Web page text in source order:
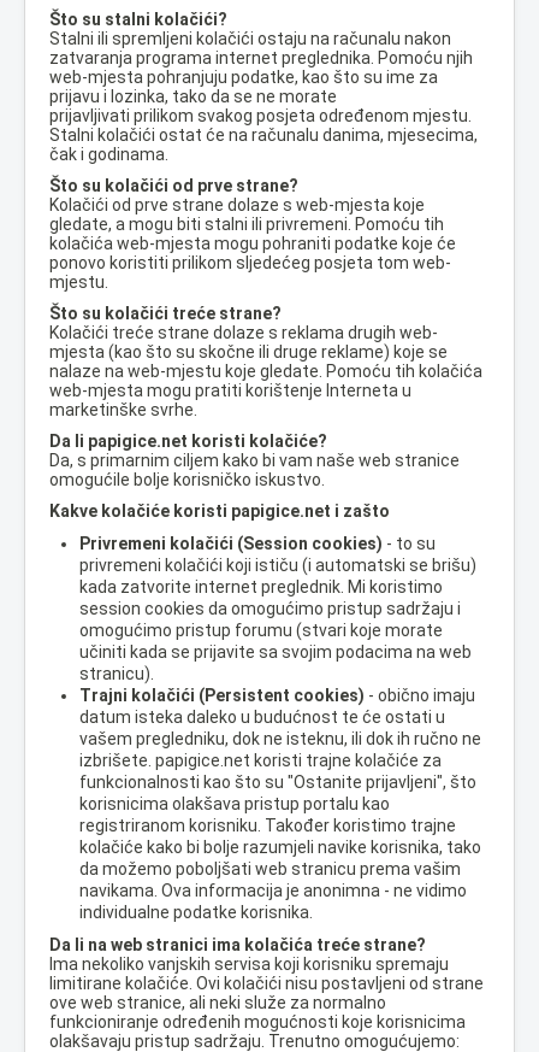
Što su stalni kolačići?
Stalni ili spremljeni kolačići ostaju na računalu nakon
zatvaranja programa internet preglednika. Pomoću njih
web-mjesta pohranjuju podatke, kao što su ime za
prijavu i lozinka, tako da se ne morate
prijavljivati prilikom svakog posjeta određenom mjestu.
Stalni kolačići ostat će na računalu danima, mjesecima,
čak i godinama.
Što su kolačići od prve strane?
Kolačići od prve strane dolaze s web-mjesta koje
gledate, a mogu biti stalni ili privremeni. Pomoću tih
kolačića web-mjesta mogu pohraniti podatke koje će
ponovo koristiti prilikom sljedećeg posjeta tom web-
mjestu.
Što su kolačići treće strane?
Kolačići treće strane dolaze s reklama drugih web-
mjesta (kao što su skočne ili druge reklame) koje se
nalaze na web-mjestu koje gledate. Pomoću tih kolačića
web-mjesta mogu pratiti korištenje Interneta u
marketinške svrhe.
Da li papigice.net koristi kolačiće?
Da, s primarnim ciljem kako bi vam naše web stranice
omogućile bolje korisničko iskustvo.
Kakve kolačiće koristi papigice.net i zašto
Privremeni kolačići (Session cookies) - to su
privremeni kolačići koji ističu (i automatski se brišu)
kada zatvorite internet preglednik. Mi koristimo
session cookies da omogućimo pristup sadržaju i
omogućimo pristup forumu (stvari koje morate
učiniti kada se prijavite sa svojim podacima na web
stranicu).
Trajni kolačići (Persistent cookies) - obično imaju
datum isteka daleko u budućnost te će ostati u
vašem pregledniku, dok ne isteknu, ili dok ih ručno ne
izbrišete. papigice.net koristi trajne kolačiće za
funkcionalnosti kao što su "Ostanite prijavljeni", što
korisnicima olakšava pristup portalu kao
registriranom korisniku. Također koristimo trajne
kolačiće kako bi bolje razumjeli navike korisnika, tako
da možemo poboljšati web stranicu prema vašim
navikama. Ova informacija je anonimna - ne vidimo
individualne podatke korisnika.
Da li na web stranici ima kolačića treće strane?
Ima nekoliko vanjskih servisa koji korisniku spremaju
limitirane kolačiće. Ovi kolačići nisu postavljeni od strane
ove web stranice, ali neki služe za normalno
funkcioniranje određenih mogućnosti koje korisnicima
olakšavaju pristup sadržaju. Trenutno omogućujemo: